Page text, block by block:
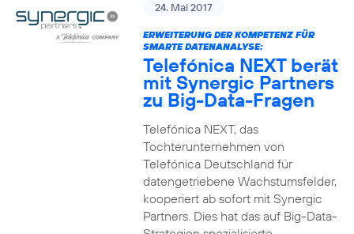
24. Mai 2017
ERWEITERUNG DER KOMPETENZ FÜR
SMARTE DATENANALYSE:
Telefónica NEXT berät
mit Synergic Partners
zu Big-Data-Fragen
Telefónica NEXT, das
Tochterunternehmen von
Telefónica Deutschland für
datengetriebene Wachstumsfelder,
kooperiert ab sofort mit Synergic
Partners. Dies hat das auf Big-Data-